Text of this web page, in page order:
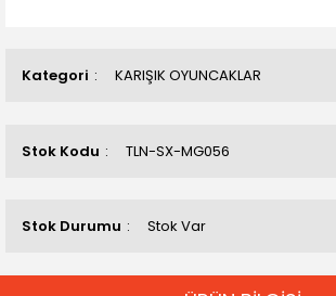
Kategori KARIŞIK OYUNCAKLAR
Stok Kodu TLN-SX-MG056
Stok Durumu Stok Var